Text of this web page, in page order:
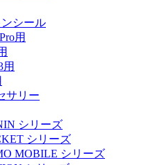
シール
用
用
サリー
シリーズ
シリーズ
MOBILE シリーズ